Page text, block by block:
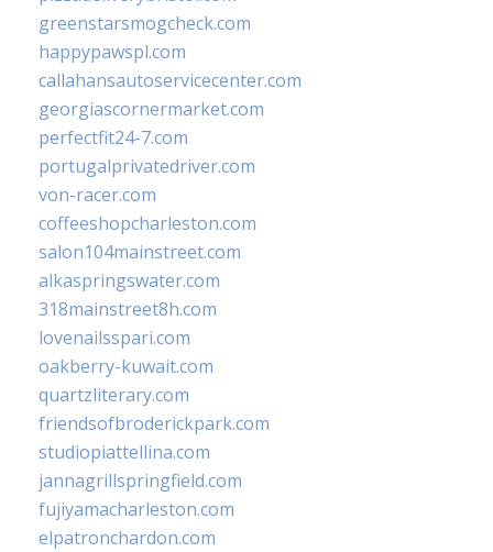
greenstarsmogcheck.com
happypawspl.com
callahansautoservicecenter.com
georgiascornermarket.com
perfectfit24-7.com
portugalprivatedriver.com
von-racer.com
coffeeshopcharleston.com
salon104mainstreet.com
alkaspringswater.com
318mainstreet8h.com
lovenailsspari.com
oakberry-kuwait.com
quartzliterary.com
friendsofbroderickpark.com
studiopiattellina.com
jannagrillspringfield.com
fujiyamacharleston.com
elpatronchardon.com